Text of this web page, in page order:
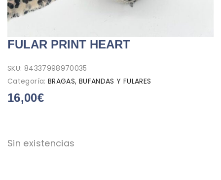
FULAR PRINT HEART
SKU: 84337998970035
Categoría: BRAGAS, BUFANDAS Y FULARES
16,00€
Sin existencias